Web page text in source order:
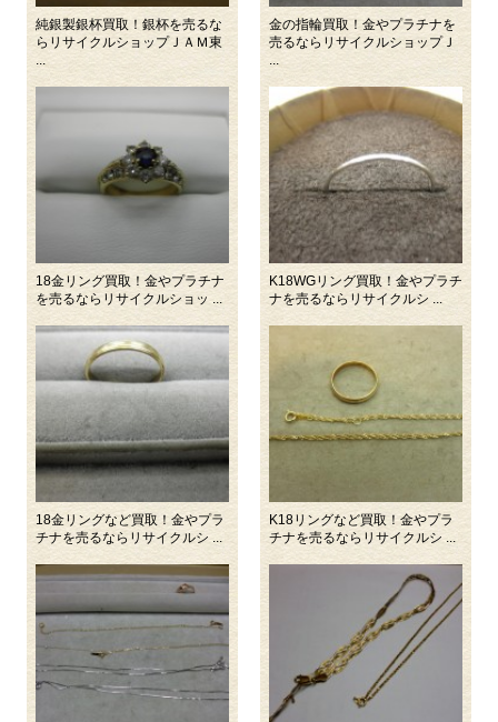
純銀製銀杯買取！銀杯を売るな
らリサイクルショップＪＡＭ東
金の指輪買取！金やプラチナを
売るならリサイクルショップＪ
18金リング買取！金やプラチナ
を売るならリサイクルショッ ...
K18WGリング買取！金やプラチ
ナを売るならリサイクルシ ...
18金リングなど買取！金やプラ
チナを売るならリサイクルシ ...
K18リングなど買取！金やプラ
チナを売るならリサイクルシ ...